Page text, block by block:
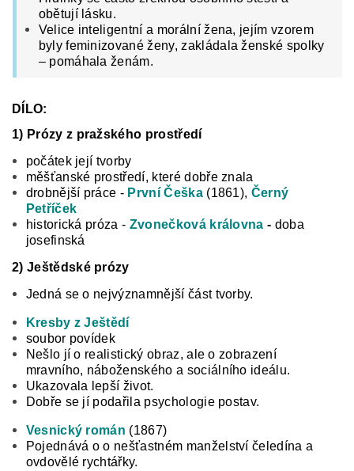
obětují lásku.
Velice inteligentní a morální žena, jejím vzorem
byly feminizované ženy, zakládala ženské spolky
– pomáhala ženám.
DÍLO:
1) Prózy z pražského prostředí
počátek její tvorby
měšťanské prostředí, které dobře znala
drobnější práce - První Češka(1861), Černý
Petříček
historická próza - Zvonečková královna - doba
josefinská
2) Ještědské prózy
Jedná se o nejvýznamnější část tvorby.
Kresby z Ještědí
soubor povídek
Nešlo jí o realistický obraz, ale o zobrazení
mravního, náboženského a sociálního ideálu.
Ukazovala lepší život.
Dobře se jí podařila psychologie postav.
Vesnický román (1867)
Pojednává o o nešťastném manželství čeledína a
ovdovělé rychtářky.